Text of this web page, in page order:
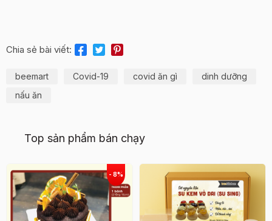
Chia sẻ bài viết:
beemart Covid-19 covid ăn gì
dinh dưỡng
nấu ăn
Top sản phẩm bán chạy